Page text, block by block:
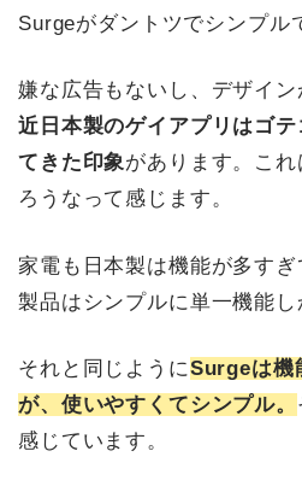
Surgeがダントツでシンプル
嫌な広告もないし、デザイ
近日本製のゲイアプリはゴ
てきた印象があります。こ
ろうなって感じます。
家電も日本製は機能が多す
製品はシンプルに単一機能し
それと同じようにSurgeは機
が、使いやすくてシンプル。
感じています。